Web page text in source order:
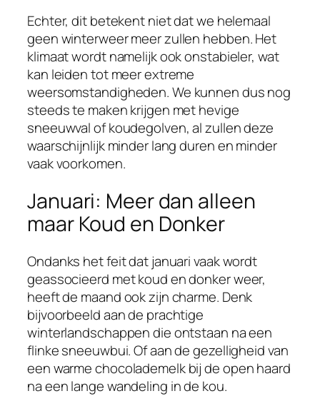
Echter, dit betekent niet dat we helemaal
geen winterweer meer zullen hebben. Het
klimaat wordt namelijk ook onstabieler, wat
kan leiden tot meer extreme
weersomstandigheden. We kunnen dus nog
steeds te maken krijgen met hevige
sneeuwval of koudegolven, al zullen deze
waarschijnlijk minder lang duren en minder
vaak voorkomen.
Januari: Meer dan alleen
maar Koud en Donker
Ondanks het feit dat januari vaak wordt
geassocieerd met koud en donker weer,
heeft de maand ook zijn charme. Denk
bijvoorbeeld aan de prachtige
winterlandschappen die ontstaan na een
flinke sneeuwbui. Of aan de gezelligheid van
een warme chocolademelk bij de open haard
na een lange wandeling in de kou.